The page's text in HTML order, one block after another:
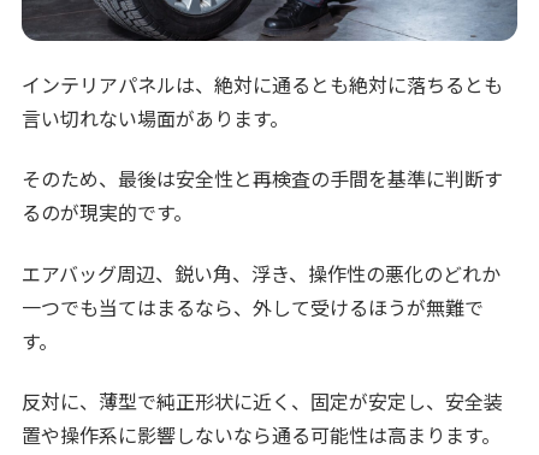
インテリアパネルは、絶対に通るとも絶対に落ちるとも
言い切れない場面があります。
そのため、最後は安全性と再検査の手間を基準に判断す
るのが現実的です。
エアバッグ周辺、鋭い角、浮き、操作性の悪化のどれか
一つでも当てはまるなら、外して受けるほうが無難で
す。
反対に、薄型で純正形状に近く、固定が安定し、安全装
置や操作系に影響しないなら通る可能性は高まります。